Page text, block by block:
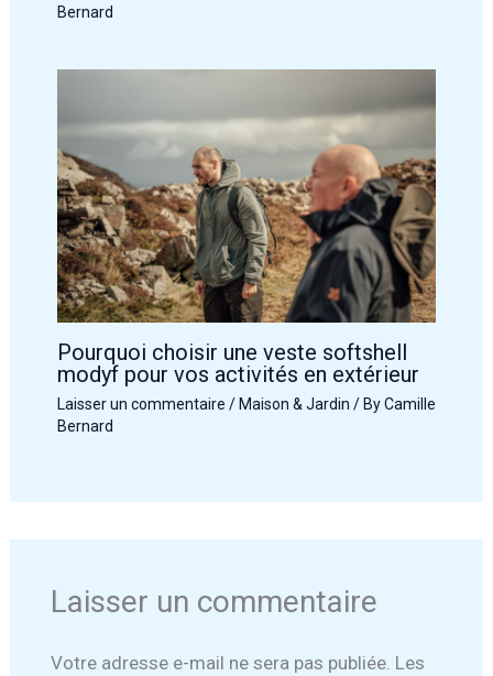
Bernard
Pourquoi choisir une veste softshell
modyf pour vos activités en extérieur
Laisser un commentaire / Maison & Jardin / ByCamille
Bernard
Laisser un commentaire
Votre adresse e-mail ne sera pas publiée. Les